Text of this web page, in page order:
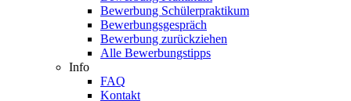
Bewerbung Schülerpraktikum
Bewerbungsgespräch
Bewerbung zurückziehen
Alle Bewerbungstipps
Info
FAQ
Kontakt